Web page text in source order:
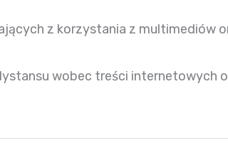
z korzystania z multimediów
wobec treści internetowych